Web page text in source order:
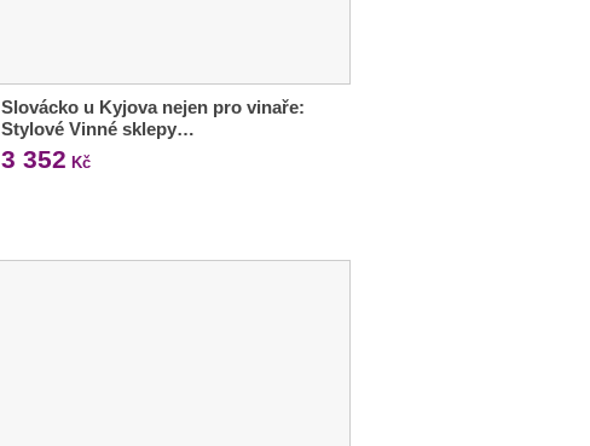
Slovácko u Kyjova nejen pro vinaře:
Stylové Vinné sklepy…
3 352 Kč